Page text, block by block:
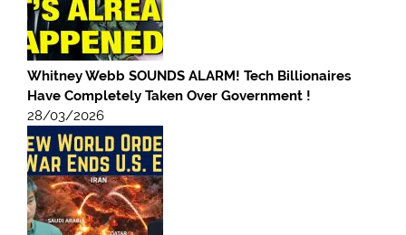
Whitney Webb SOUNDS ALARM! Tech Billionaires
Have Completely Taken Over Government !
28/03/2026